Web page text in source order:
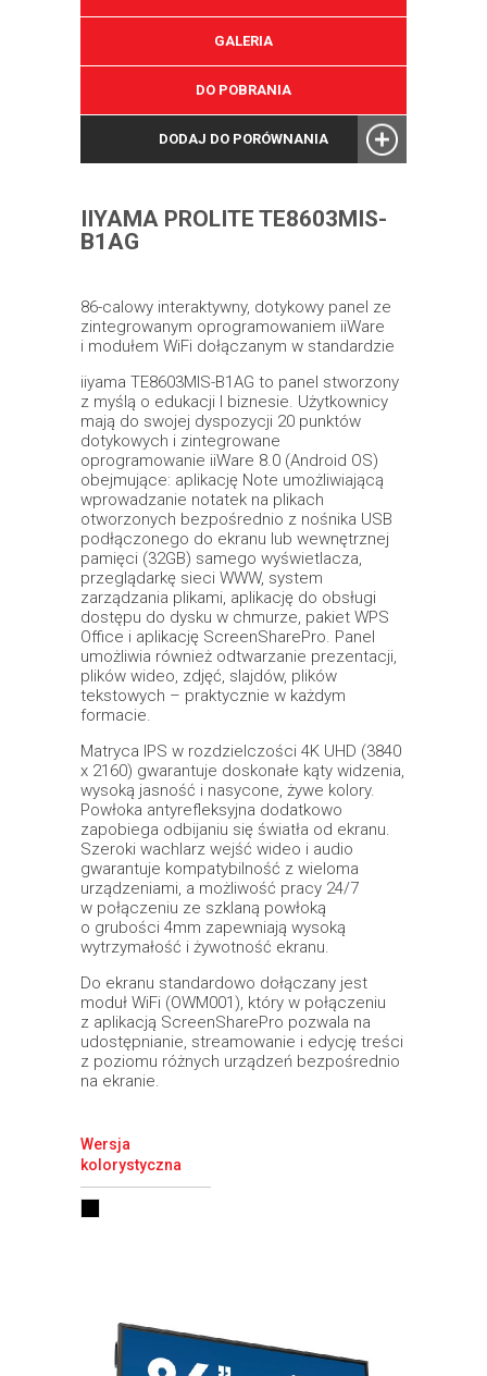
GALERIA
DO POBRANIA
DODAJ DO PORÓWNANIA
IIYAMA PROLITE TE8603MIS-
B1AG
86-calowy interaktywny, dotykowy panel ze
zintegrowanym oprogramowaniem iiWare
i modułem WiFi dołączanym w standardzie
iiyama TE8603MIS-B1AG to panel stworzony
z myślą o edukacji I biznesie. Użytkownicy
mają do swojej dyspozycji 20 punktów
dotykowych i zintegrowane
oprogramowanie iiWare 8.0 (Android OS)
obejmujące: aplikację Note umożliwiającą
wprowadzanie notatek na plikach
otworzonych bezpośrednio z nośnika USB
podłączonego do ekranu lub wewnętrznej
pamięci (32GB) samego wyświetlacza,
przeglądarkę sieci WWW, system
zarządzania plikami, aplikację do obsługi
dostępu do dysku w chmurze, pakiet WPS
Office i aplikację ScreenSharePro. Panel
umożliwia również odtwarzanie prezentacji,
plików wideo, zdjęć, slajdów, plików
tekstowych – praktycznie w każdym
formacie.
Matryca IPS w rozdzielczości 4K UHD (3840
x 2160) gwarantuje doskonałe kąty widzenia,
wysoką jasność i nasycone, żywe kolory.
Powłoka antyrefleksyjna dodatkowo
zapobiega odbijaniu się światła od ekranu.
Szeroki wachlarz wejść wideo i audio
gwarantuje kompatybilność z wieloma
urządzeniami, a możliwość pracy 24/7
w połączeniu ze szklaną powłoką
o grubości 4mm zapewniają wysoką
wytrzymałość i żywotność ekranu.
Do ekranu standardowo dołączany jest
moduł WiFi (OWM001), który w połączeniu
z aplikacją ScreenSharePro pozwala na
udostępnianie, streamowanie i edycję treści
z poziomu różnych urządzeń bezpośrednio
na ekranie.
Wersja
kolorystyczna